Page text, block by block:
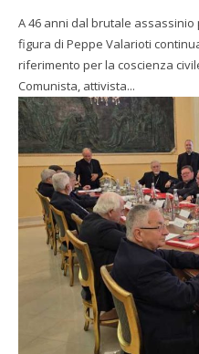
A 46 anni dal brutale
figura di Peppe Valarioti
riferimento per la coscienza
Comunista, attivista...